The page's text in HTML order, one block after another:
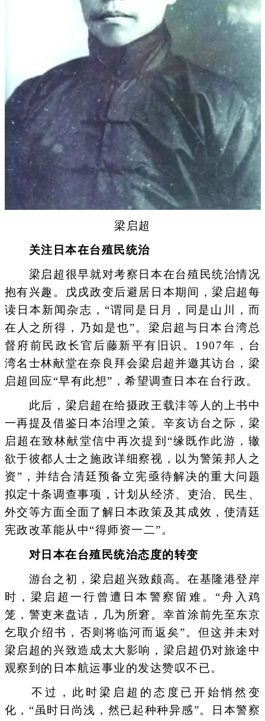
梁启超
关注日本在台殖民统治
梁启超很早就对考察日本在台殖民统治情况
抱有兴趣。戊戌政变后避居日本期间，梁启超每
读日本新闻杂志，“谓同是日月，同是山川，而
在人之所得，乃如是也”。梁启超与日本台湾总
督府前民政长官后藤新平有旧识。1907年，台
湾名士林献堂在奈良拜会梁启超并邀其访台，梁
启超回应“早有此想”，希望调查日本在台行政。
此后，梁启超在给摄政王载沣等人的上书中
一再提及借鉴日本治理之策。辛亥访台之际，梁
启超在致林献堂信中再次提到“缘既作此游，辙
欲于彼都人士之施政详细察视，以为警策邦人之
资”，并结合清廷预备立宪亟待解决的重大问题
拟定十条调查事项，计划从经济、吏治、民生、
外交等方面全面了解日本政策及其成效，使清廷
宪政改革能从中“得师资一二”。
对日本在台殖民统治态度的转变
游台之初，梁启超兴致颇高。在基隆港登岸
时，梁启超一行曾遭日本警察留难。“舟入鸡
笼，警吏来盘诘，几为所窘。幸首涂前先至东京
乞取介绍书，否则将临河而返矣”。但这并未对
梁启超的兴致造成太大影响，梁启超仍对旅途中
观察到的日本航运事业的发达赞叹不已。
不过，此时梁启超的态度已开始悄然变
化，“虽时日尚浅，然已起种种异感”。日本警察